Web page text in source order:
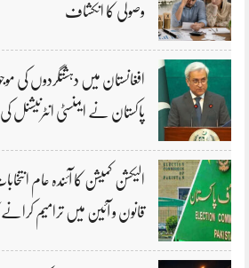
وصولی کا انکشاف
افغانستان میں دہشتگردوں کی
پاکستان نے ایمنسٹی انٹرنیشنل
الیکشن کمیشن کا آئندہ عام
قانون و آئین میں ترامیم کرانے